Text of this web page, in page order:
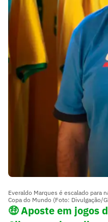
Everaldo Marques é escalado para
Copa do Mundo (Foto: Divulgação/
🤑Aposte em jogos